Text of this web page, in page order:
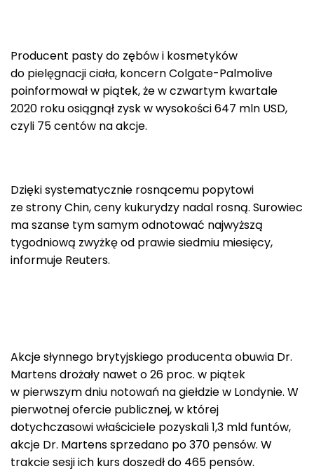
Producent pasty do zębów i kosmetyków
do pielęgnacji ciała, koncern Colgate-Palmolive
poinformował w piątek, że w czwartym kwartale
2020 roku osiągnął zysk w wysokości 647 mln USD,
czyli 75 centów na akcje.
Dzięki systematycznie rosnącemu popytowi
ze strony Chin, ceny kukurydzy nadal rosną. Surowiec
ma szanse tym samym odnotować najwyższą
tygodniową zwyżkę od prawie siedmiu miesięcy,
informuje Reuters.
Akcje słynnego brytyjskiego producenta obuwia Dr.
Martens drożały nawet o 26 proc. w piątek
w pierwszym dniu notowań na giełdzie w Londynie. W
pierwotnej ofercie publicznej, w której
dotychczasowi właściciele pozyskali 1,3 mld funtów,
akcje Dr. Martens sprzedano po 370 pensów. W
trakcie sesji ich kurs doszedł do 465 pensów.